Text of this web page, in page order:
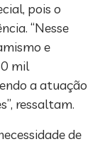
pois o
“Nesse
e
mil
a atuação
ressaltam.
de